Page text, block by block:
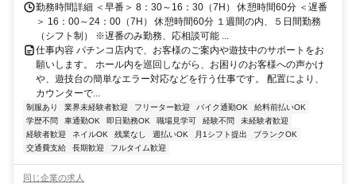
勤務時間詳細 ＜早番＞ 8：30～16：30（7H） 休憩時間60分 ＜遅番
＞ 16：00～24：00（7H） 休憩時間60分 １週間の内、５日間勤務
（シフト制） ※遅番のみ勤務、応相談可能 ...
仕事内容 パチンコ店内で、お客様のご案内や遊技中のサポートをお
願いします。 ホール内を巡回しながら、お困りのお客様への声かけ
や、遊技台の簡単なエラー対応などを行う仕事です。 配置により、
カウンターで...
制服あり 業界未経験者歓迎 フリーター歓迎 バイク通勤OK
給料前払いOK
学歴不問
車通勤OK 即日勤務OK 職場見学可 経験不問
未経験者歓迎
経験者歓迎
ネイルOK 残業なし 週払いOK 月1シフト提出
ブランクOK
交通費支給
長期歓迎 フルタイム歓迎
同じ企業の求人